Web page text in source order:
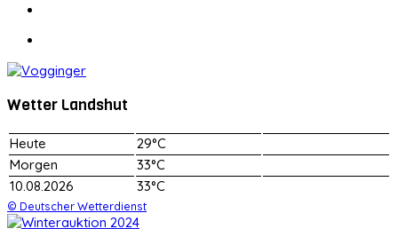
Wetter Landshut
Heute
29°C
Morgen
33°C
10.08.2026
33°C
© Deutscher Wetterdienst